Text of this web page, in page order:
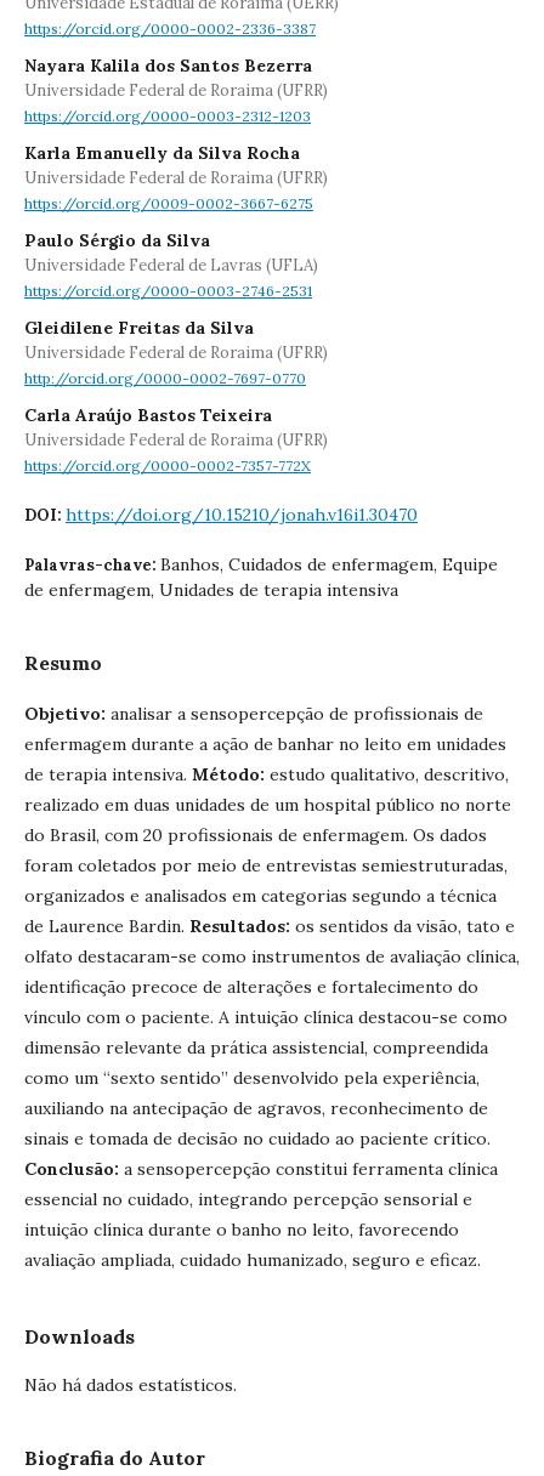
https://orcid.org/0000-0002-2336-3387
Nayara Kalila dos Santos Bezerra
Universidade Federal de Roraima (UFRR)
https://orcid.org/0000-0003-2312-1203
Karla Emanuelly da Silva Rocha
Universidade Federal de Roraima (UFRR)
https://orcid.org/0009-0002-3667-6275
Paulo Sérgio da Silva
Universidade Federal de Lavras (UFLA)
https://orcid.org/0000-0003-2746-2531
Gleidilene Freitas da Silva
Universidade Federal de Roraima (UFRR)
http://orcid.org/0000-0002-7697-0770
Carla Araújo Bastos Teixeira
Universidade Federal de Roraima (UFRR)
https://orcid.org/0000-0002-7357-772X
DOI: https://doi.org/10.15210/jonah.v16i1.30470
Palavras-chave: Banhos, Cuidados de enfermagem, Equipe
de enfermagem, Unidades de terapia intensiva
Resumo
Objetivo: analisar a sensopercepção de profissionais de
enfermagem durante a ação de banhar no leito em unidades
de terapia intensiva. Método: estudo qualitativo, descritivo,
realizado em duas unidades de um hospital público no norte
do Brasil, com 20 profissionais de enfermagem. Os dados
foram coletados por meio de entrevistas semiestruturadas,
organizados e analisados em categorias segundo a técnica
de Laurence Bardin. Resultados: os sentidos da visão, tato e
olfato destacaram-se como instrumentos de avaliação clínica,
identificação precoce de alterações e fortalecimento do
vínculo com o paciente. A intuição clínica destacou-se como
dimensão relevante da prática assistencial, compreendida
como um “sexto sentido” desenvolvido pela experiência,
auxiliando na antecipação de agravos, reconhecimento de
sinais e tomada de decisão no cuidado ao paciente crítico.
Conclusão: a sensopercepção constitui ferramenta clínica
essencial no cuidado, integrando percepção sensorial e
intuição clínica durante o banho no leito, favorecendo
avaliação ampliada, cuidado humanizado, seguro e eficaz.
Downloads
Não há dados estatísticos.
Biografia do Autor